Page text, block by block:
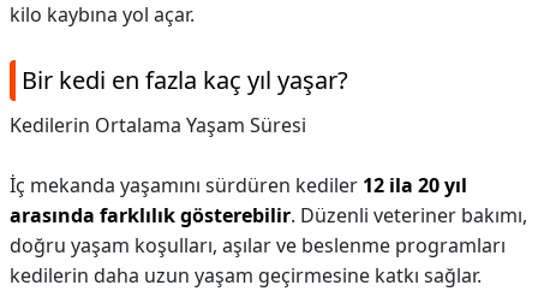
kilo kaybına yol açar.
Bir kedi en fazla kaç yıl yaşar?
Kedilerin Ortalama Yaşam Süresi
İç mekanda yaşamını sürdüren kediler 12 ila 20 yıl
arasında farklılık gösterebilir. Düzenli veteriner bakımı,
doğru yaşam koşulları, aşılar ve beslenme programları
kedilerin daha uzun yaşam geçirmesine katkı sağlar.